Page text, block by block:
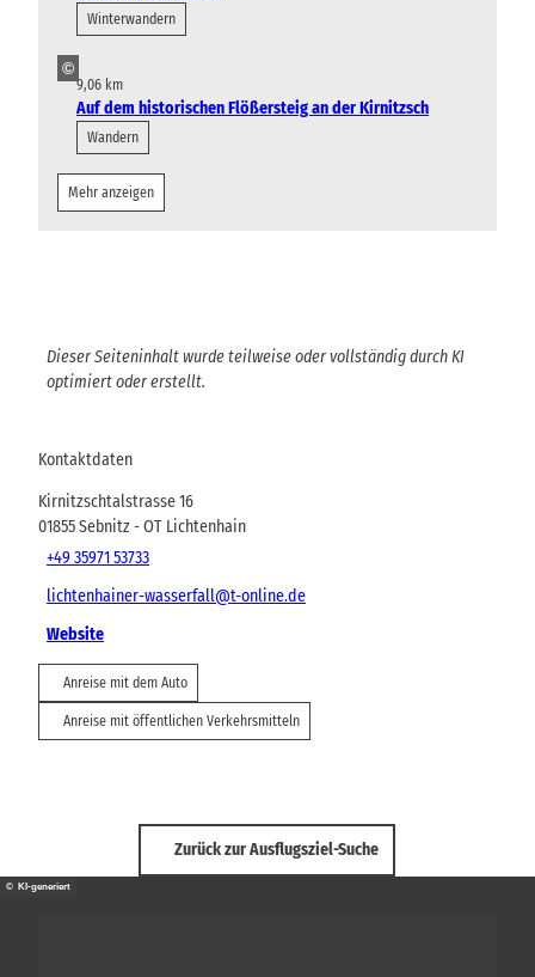
Winterwandern
©
9,06 km
Auf dem historischen Flößersteig an der Kirnitzsch
Wandern
Mehr anzeigen
Dieser Seiteninhalt wurde teilweise oder vollständig durch KI
optimiert oder erstellt.
Kontaktdaten
Kirnitzschtalstrasse 16
01855Sebnitz- OT Lichtenhain
+49 35971 53733
lichtenhainer-wasserfall@t-online.de
Website
Anreise mit dem Auto
Anreise mit öffentlichen Verkehrsmitteln
Zurück zur Ausflugsziel-Suche
© KI-generiert